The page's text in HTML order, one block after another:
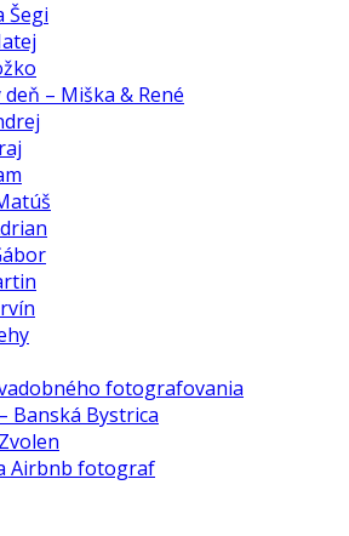
Šegi
– Miška & René
fotografovania
Banská Bystrica
Airbnb fotograf